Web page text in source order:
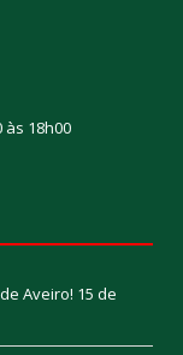
às 18h00
Aveiro! 15 de